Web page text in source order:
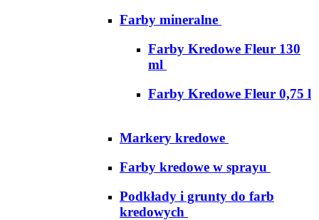
Farby mineralne
Farby Kredowe Fleur 130
ml
Farby Kredowe Fleur 0,75 l
Markery kredowe
Farby kredowe w sprayu
Podkłady i grunty do farb
kredowych